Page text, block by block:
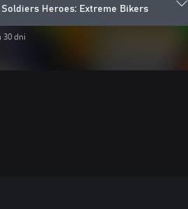
30 dni
Soldiers Heroes: Extreme Bikers